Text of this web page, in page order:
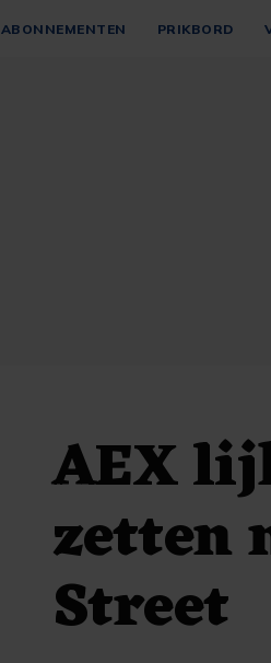
ABONNEMENTEN PRIKBORD
AEX
zetten
Street